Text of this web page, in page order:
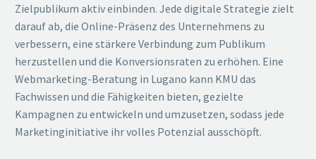
Zielpublikum aktiv einbinden. Jede digitale Strategie zielt
darauf ab, die Online-Präsenz des Unternehmens zu
verbessern, eine stärkere Verbindung zum Publikum
herzustellen und die Konversionsraten zu erhöhen. Eine
Webmarketing-Beratung in Lugano kann KMU das
Fachwissen und die Fähigkeiten bieten, gezielte
Kampagnen zu entwickeln und umzusetzen, sodass jede
Marketinginitiative ihr volles Potenzial ausschöpft.